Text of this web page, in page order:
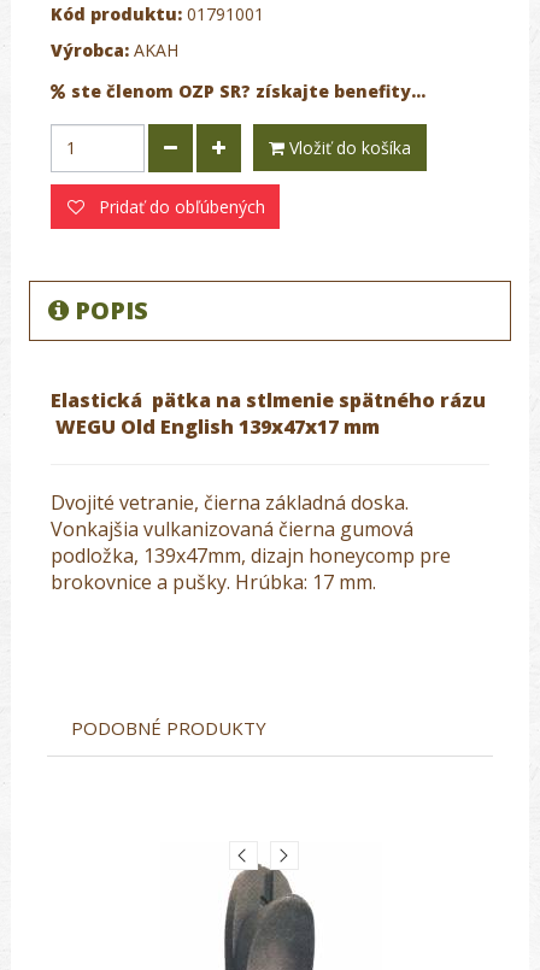
Kód produktu: 01791001
Výrobca: AKAH
ste členom OZP SR? získajte benefity...
Vložiť do košíka
Pridať do obľúbených
POPIS
Elastická pätka na stlmenie spätného rázu
WEGU Old English 139x47x17 mm
Dvojité vetranie, čierna základná doska.
Vonkajšia vulkanizovaná čierna gumová
podložka, 139x47mm, dizajn honeycomp pre
brokovnice a pušky. Hrúbka: 17 mm.
PODOBNÉ PRODUKTY